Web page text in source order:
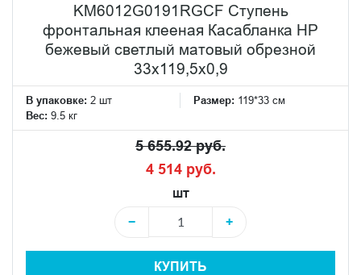
KM6012G0191RGCF Ступень
фронтальная клееная Касабланка HP
бежевый светлый матовый обрезной
33x119,5x0,9
В упаковке: 2 шт Размер: 119*33 см
Вес: 9.5 кг
5 655.92 руб.
4 514 руб.
шт
−
+
КУПИТЬ